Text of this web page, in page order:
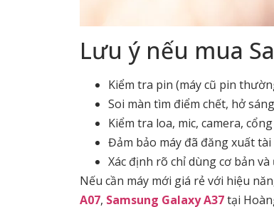
Lưu ý nếu mua
Kiểm tra pin (máy cũ pin
Soi màn tìm điểm chết, hở
Kiểm tra loa, mic, camera, cổng
Đảm bảo máy đã đăng xuất
Xác định rõ chỉ dùng cơ bản
Nếu cần máy mới giá rẻ với hiệu
A07, Samsung Galaxy A37tại